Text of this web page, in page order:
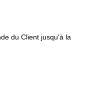
du Client jusqu'à la